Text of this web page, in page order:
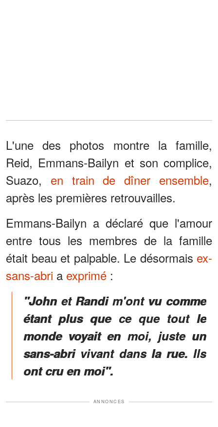
L'une des photos montre la famille,
Reid, Emmans-Bailyn et son complice,
Suazo, en train de dîner ensemble,
après les premières retrouvailles.
Emmans-Bailyn a déclaré que l'amour
entre tous les membres de la famille
était beau et palpable. Le désormais ex-
sans-abri a exprimé :
"John et Randi m'ont vu comme
étant plus que ce que tout le
monde voyait en moi, juste un
sans-abri vivant dans la rue. Ils
ont cru en moi".
ANNONCES